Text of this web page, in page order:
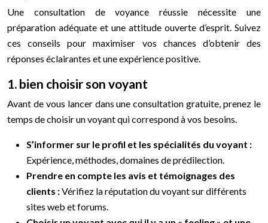
Une consultation de voyance réussie nécessite une
préparation adéquate et une attitude ouverte d’esprit. Suivez
ces conseils pour maximiser vos chances d’obtenir des
réponses éclairantes et une expérience positive.
1. bien choisir son voyant
Avant de vous lancer dans une consultation gratuite, prenez le
temps de choisir un voyant qui correspond à vos besoins.
S’informer sur le profil et les spécialités du voyant :
Expérience, méthodes, domaines de prédilection.
Prendre en compte les avis et témoignages des
clients :Vérifiez la réputation du voyant sur différents
sites web et forums.